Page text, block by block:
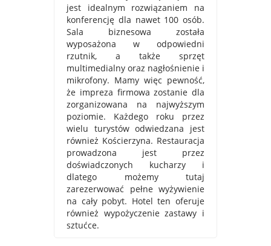
jest idealnym rozwiązaniem na
konferencję dla nawet 100 osób.
Sala biznesowa została
wyposażona w odpowiedni
rzutnik, a także sprzęt
multimedialny oraz nagłośnienie i
mikrofony. Mamy więc pewność,
że impreza firmowa zostanie dla
zorganizowana na najwyższym
poziomie. Każdego roku przez
wielu turystów odwiedzana jest
również Kościerzyna. Restauracja
prowadzona jest przez
doświadczonych kucharzy i
dlatego możemy tutaj
zarezerwować pełne wyżywienie
na cały pobyt. Hotel ten oferuje
również wypożyczenie zastawy i
sztućce.